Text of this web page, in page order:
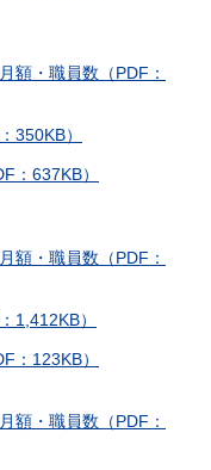
額・職員数（PDF：
350KB）
：637KB）
額・職員数（PDF：
1,412KB）
：123KB）
額・職員数（PDF：